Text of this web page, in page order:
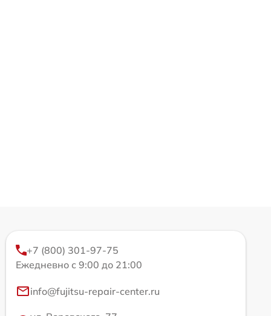
+7 (800) 301-97-75
Ежедневно с 9:00 до 21:00
info@fujitsu-repair-center.ru